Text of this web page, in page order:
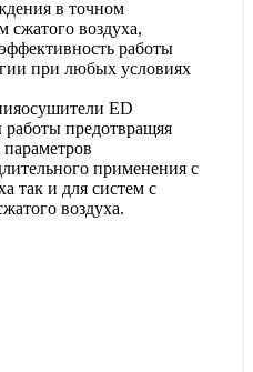
в точном
сжатого воздуха,
работы
при любых условиях
ED
работы предотвращяя
применения с
так и для систем с
воздуха.